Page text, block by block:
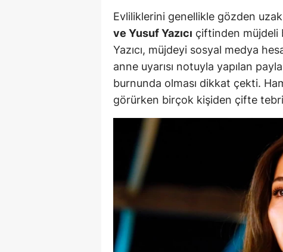
Edirne
Elazığ
Hatay
Evliliklerini genellikle gözden
ve Yusuf Yazıcı çiftinden müjdeli
Yazıcı, müjdeyi sosyal medya
anne uyarısı notuyla yapılan
burnunda olması dikkat çekti.
görürken birçok kişiden çifte